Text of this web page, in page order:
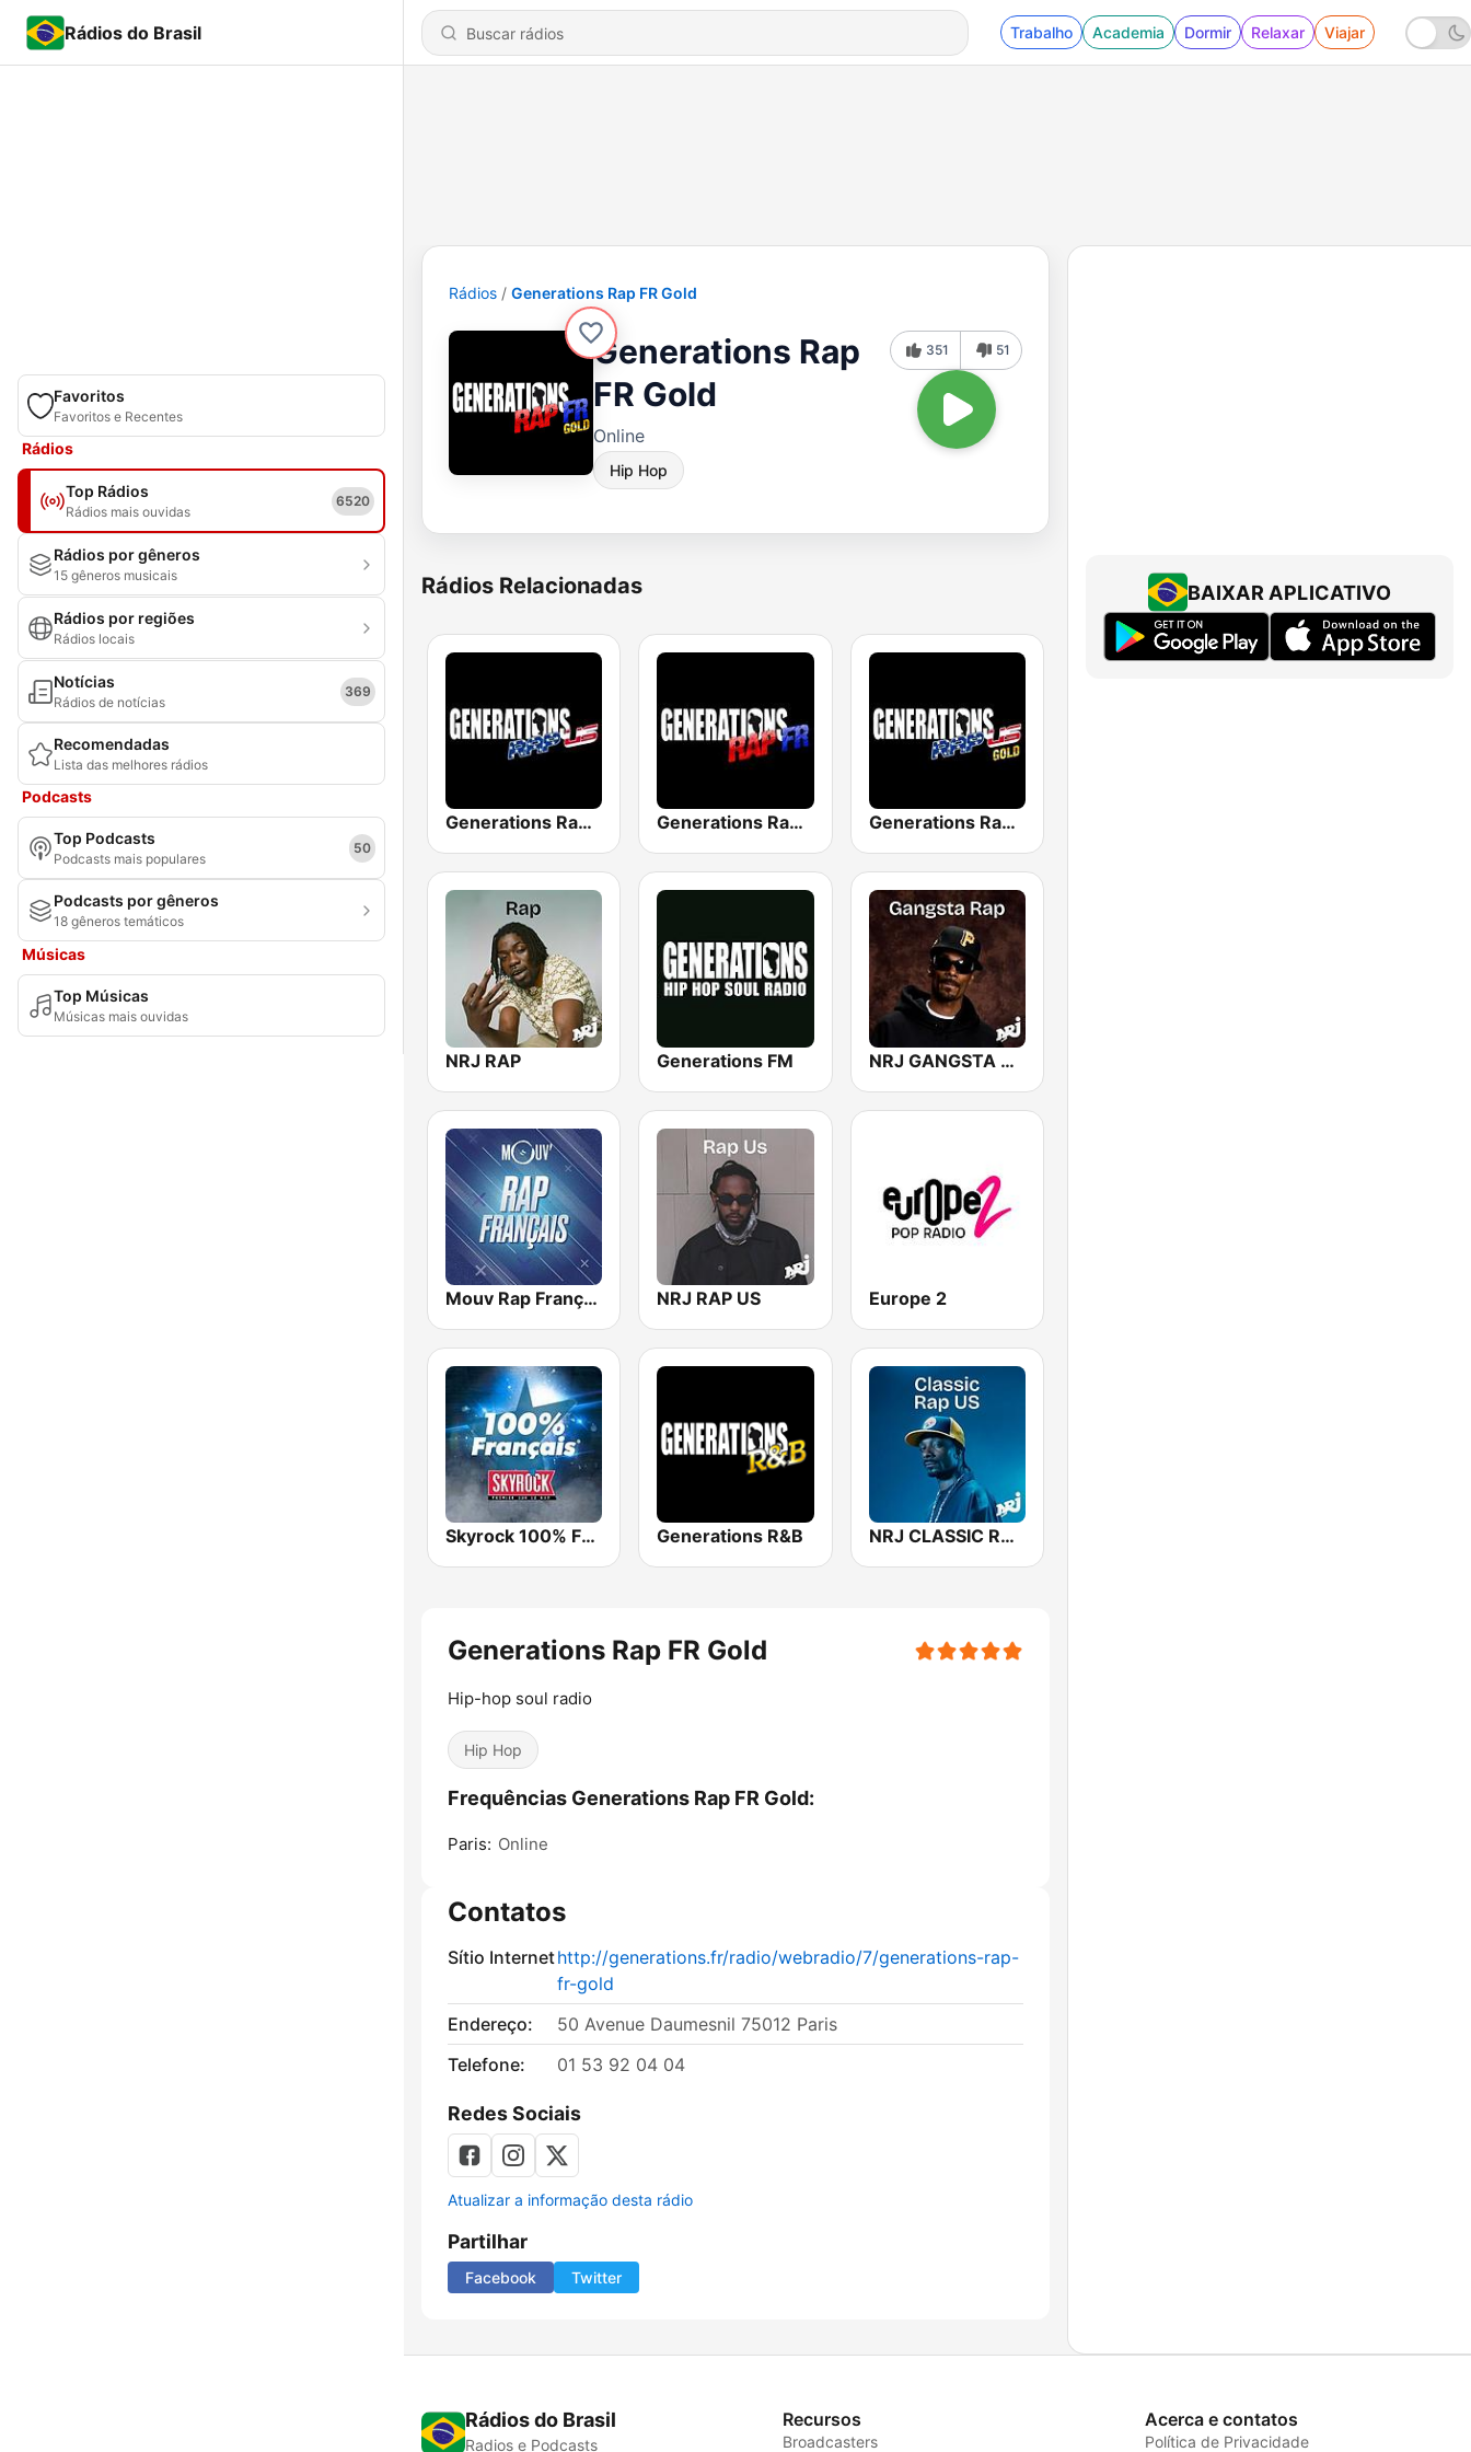
Rádios do Brasil Trabalho Academia Dormir Relaxar Viajar
Favoritos
Favoritos e Recentes
Rádios
Top Rádios
Rádios mais ouvidas
6520
Rádios por gêneros
15 gêneros musicais
Rádios por regiões
Rádios locais
Notícias
Rádios de notícias
369
Recomendadas
Lista das melhores rádios
Podcasts
Top Podcasts
Podcasts mais populares
50
Podcasts por gêneros
18 gêneros temáticos
Músicas
Top Músicas
Músicas mais ouvidas
Rádios Generations Rap FR Gold
Generations Rap
FR Gold
Online
Hip Hop
351 51
Rádios Relacionadas
Generations Rap US Generations Rap FR Generations Rap US Gold
NRJ RAP Generations FM NRJ GANGSTA RAP
Mouv Rap Français NRJ RAP US Europe 2
Skyrock 100% Français Generations R&B NRJ CLASSIC RAP US
Generations Rap FR Gold
Hip-hop soul radio
Hip Hop
Frequências Generations Rap FR Gold:
Paris: Online
Contatos
Sítio Internethttp://generations.fr/radio/webradio/7/generations-rap-
fr-gold
Endereço:
50 Avenue Daumesnil 75012 Paris
Telefone:
01 53 92 04 04
Redes Sociais
Atualizar a informação desta rádio
Partilhar
Facebook Twitter
BAIXAR APLICATIVO
Rádios do Brasil
Radios e Podcasts
Recursos
Broadcasters
Acerca e contatos
Política de Privacidade